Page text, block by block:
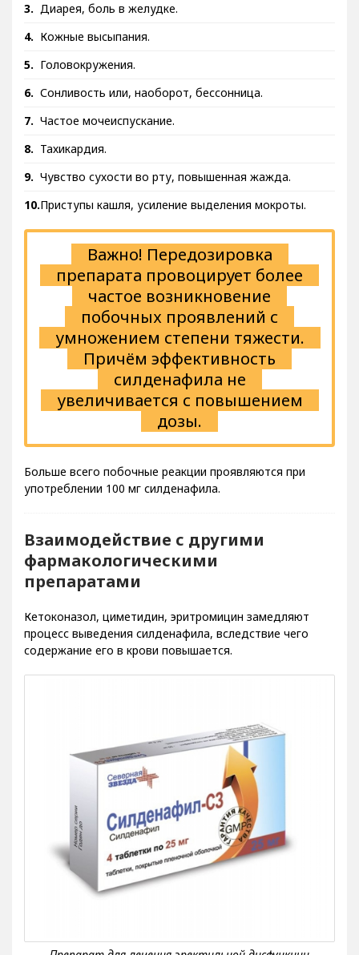
Диарея, боль в желудке.
Головокружения.
Сонливость или, наоборот, бессонница.
Частое мочеиспускание.
Тахикардия.
Чувство сухости во рту, повышенная жажда.
Приступы кашля, усиление выделения мокроты.
Важно! Передозировка
препарата провоцирует более
частое возникновение
побочных проявлений с
умножением степени тяжести.
Причём эффективность
силденафила не
увеличивается с повышением
дозы.
Больше всего побочные реакции проявляются при
употреблении 100 мг силденафила.
Взаимодействие с другими
фармакологическими
препаратами
Кетоконазол, циметидин, эритромицин замедляют
процесс выведения силденафила, вследствие чего
содержание его в крови повышается.